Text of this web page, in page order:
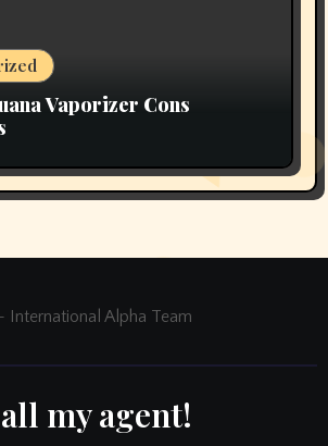
Vaporizer Cons
Alpha Team
my agent!